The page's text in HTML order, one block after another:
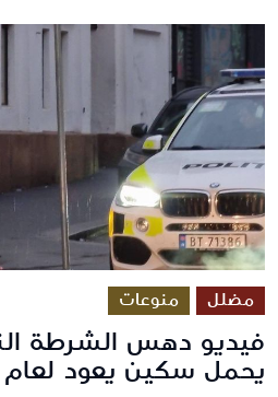
مضلل منوعات
فيديو دهس الشرطة
يحمل سكين يعود لعام 2021